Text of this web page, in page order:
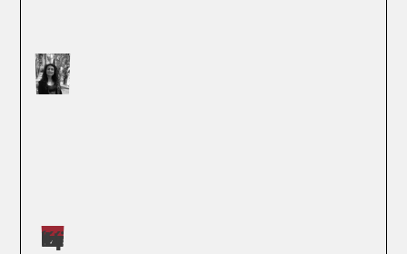
Máster impartidos por Judit López Martínez